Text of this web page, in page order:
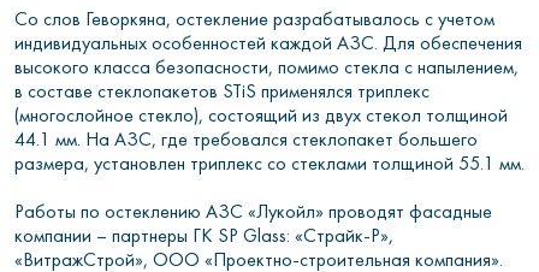
Со слов Геворкяна, остекление разрабатывалось с учетом
индивидуальных особенностей каждой АЗС. Для обеспечения
высокого класса безопасности, помимо стекла с напылением,
в составе стеклопакетов STiS применялся триплекс
(многослойное стекло), состоящий из двух стекол толщиной
44.1 мм. На АЗС, где требовался стеклопакет большего
размера, установлен триплекс со стеклами толщиной 55.1 мм.
Работы по остеклению АЗС «Лукойл» проводят фасадные
компании – партнеры ГК SP Glass: «Страйк-Р»,
«ВитражСтрой», ООО «Проектно-строительная компания».